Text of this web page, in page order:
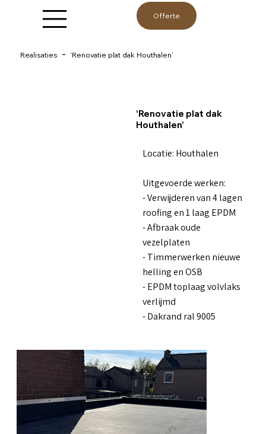
Offerte
Realisaties ‘Renovatie plat dak Houthalen’
‘Renovatie plat dak
Houthalen’
Locatie: Houthalen
Uitgevoerde werken:
- Verwijderen van 4 lagen
roofing en 1 laag EPDM
- Afbraak oude
vezelplaten
- Timmerwerken nieuwe
helling en OSB
- EPDM toplaag volvlaks
verlijmd
- Dakrand ral 9005